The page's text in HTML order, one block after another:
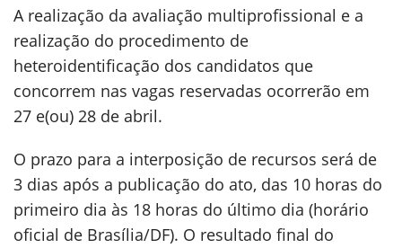
A realização da avaliação multiprofissional e a
realização do procedimento de
heteroidentificação dos candidatos que
concorrem nas vagas reservadas ocorrerão em
27 e(ou) 28 de abril.
O prazo para a interposição de recursos será de
3 dias após a publicação do ato, das 10 horas do
primeiro dia às 18 horas do último dia (horário
oficial de Brasília/DF). O resultado final do